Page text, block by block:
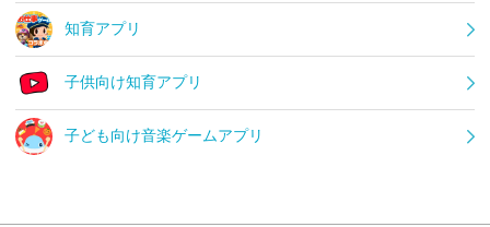
知育アプリ
子供向け知育アプリ
子ども向け音楽ゲームアプリ